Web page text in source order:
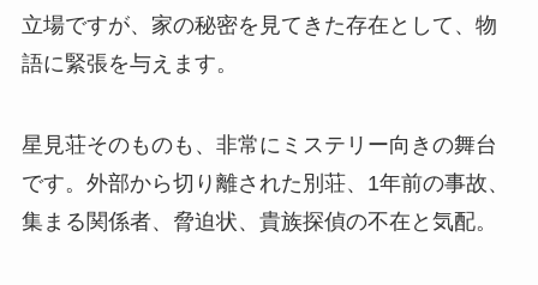
立場ですが、家の秘密を見てきた存在として、物
語に緊張を与えます。
星見荘そのものも、非常にミステリー向きの舞台
です。外部から切り離された別荘、1年前の事故、
集まる関係者、脅迫状、貴族探偵の不在と気配。